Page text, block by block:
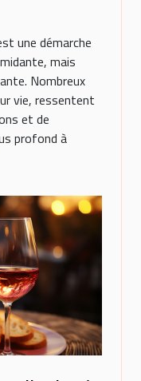
une démarche
mais
Nombreux
vie, ressentent
et de
profond à